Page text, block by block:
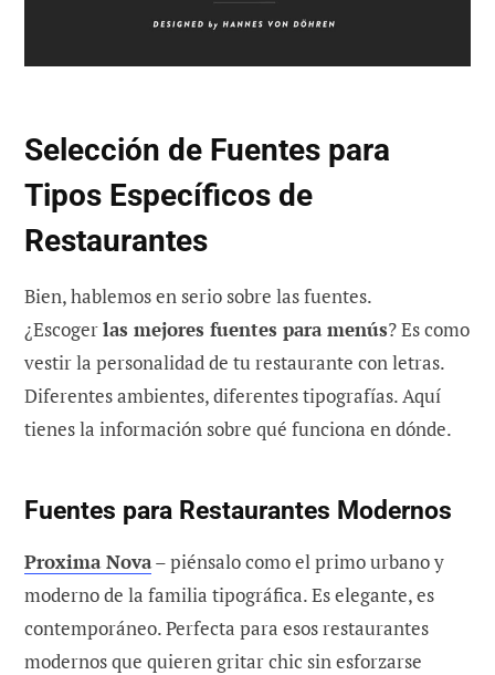
Selección de Fuentes para
Tipos Específicos de
Restaurantes
Bien, hablemos en serio sobre las fuentes.
¿Escogerlas mejores fuentes para menús? Es como
vestir la personalidad de tu restaurante con letras.
Diferentes ambientes, diferentes tipografías. Aquí
tienes la información sobre qué funciona en dónde.
Fuentes para Restaurantes Modernos
Proxima Nova– piénsalo como el primo urbano y
moderno de la familia tipográfica. Es elegante, es
contemporáneo. Perfecta para esos restaurantes
modernos que quieren gritar chic sin esforzarse